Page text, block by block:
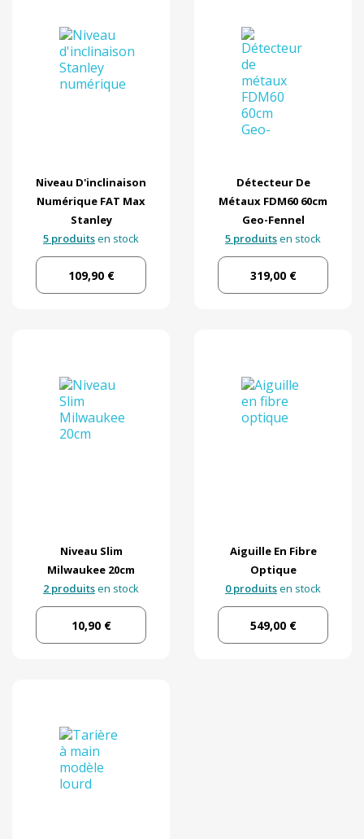
Niveau D'inclinaison
Numérique FAT Max
Stanley
5 produitsen stock
109,90 €
Détecteur De
Métaux FDM60 60cm
Geo-Fennel
5 produitsen stock
319,00 €
Niveau Slim
Milwaukee 20cm
2 produitsen stock
10,90 €
Aiguille En Fibre
Optique
0 produitsen stock
549,00 €